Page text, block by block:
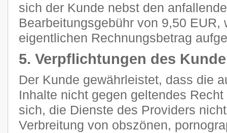
sich der Kunde nebst den
Bearbeitungsgebühr von 9,50 EUR,
eigentlichen Rechnungsbetrag
5. Verpflichtungen des
Der Kunde gewährleistet, dass die
Inhalte nicht gegen geltendes
sich, die Dienste des Providers
Verbreitung von obszönen,